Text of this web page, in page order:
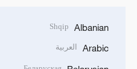
Albanian
Shqip
Arabic العربية